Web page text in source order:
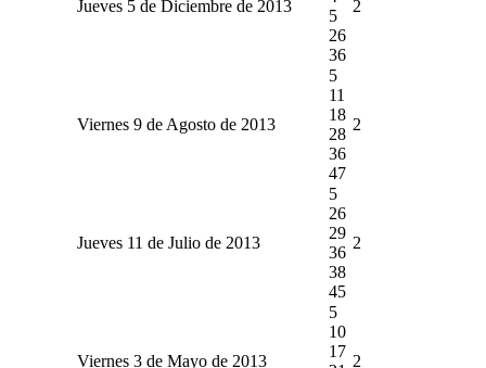
Jueves 5 de Diciembre de 2013
5
26
36
2
Viernes 9 de Agosto de 2013
5
11
18
28
36
47
2
Jueves 11 de Julio de 2013
5
26
29
36
38
45
2
Viernes 3 de Mayo de 2013
5
10
17
2